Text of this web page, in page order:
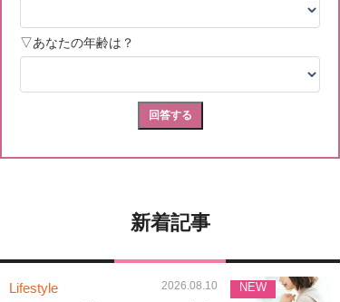
新着記事
Lifestyle 2026.08.10 NEW